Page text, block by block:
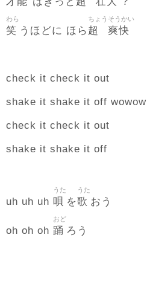
笑
わら
うほどに ほら 超
ちょう
爽快
そうかい
check it check it out
shake it shake it off wowow
check it check it out
shake it shake it off
uh uh uh 唄
うた
を歌
うた
おう
oh oh oh 踊
おど
ろう